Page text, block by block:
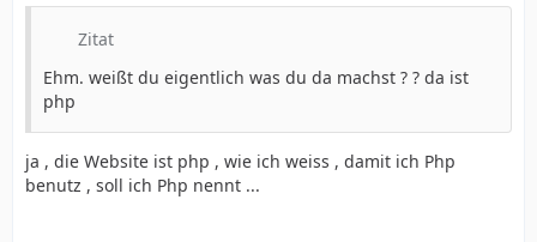
Zitat
Ehm. weißt du eigentlich was du da machst ? ? da ist
php
ja , die Website ist php , wie ich weiss , damit ich Php
benutz , soll ich Php nennt ...